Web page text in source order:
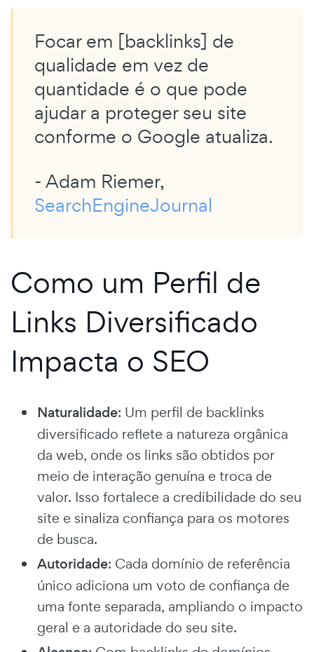
Focar em [backlinks] de
qualidade em vez de
quantidade é o que pode
ajudar a proteger seu site
conforme o Google atualiza.
- Adam Riemer,
SearchEngineJournal
Como um Perfil de
Links Diversificado
Impacta o SEO
Naturalidade: Um perfil de backlinks
diversificado reflete a natureza orgânica
da web, onde os links são obtidos por
meio de interação genuína e troca de
valor. Isso fortalece a credibilidade do seu
site e sinaliza confiança para os motores
de busca.
Autoridade: Cada domínio de referência
único adiciona um voto de confiança de
uma fonte separada, ampliando o impacto
geral e a autoridade do seu site.